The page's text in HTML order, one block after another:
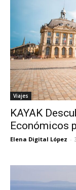
Viajes
KAYAK
Económicos
Elena Digital López -